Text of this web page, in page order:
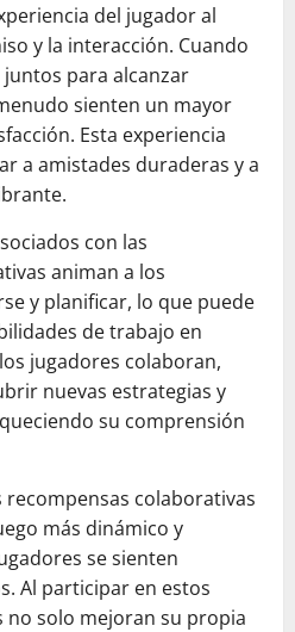
del jugador al
y la interacción. Cuando
para alcanzar
sienten un mayor
Esta experiencia
a amistades duraderas y a
con las
animan a los
y planificar, lo que puede
de trabajo en
jugadores colaboran,
nuevas estrategias y
su comprensión
recompensas colaborativas
más dinámico y
se sienten
Al participar en estos
no solo mejoran su propia